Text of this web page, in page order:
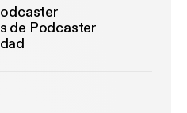
de Podcaster